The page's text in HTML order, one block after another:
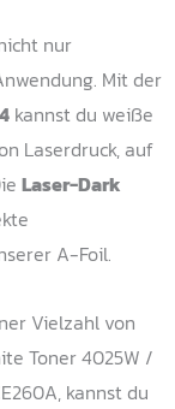
nur
Mit der
kannst du weiße
Laserdruck, auf
Laser-Dark
A-Foil.
Vielzahl von
Toner 4025W /
kannst du